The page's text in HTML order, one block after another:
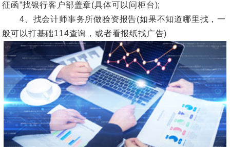
征函”找银行客户部盖章(具体可以问柜台);
4、找会计师事务所做验资报告(如果不知道哪里找，一
般可以打基础114查询，或者看报纸找广告)